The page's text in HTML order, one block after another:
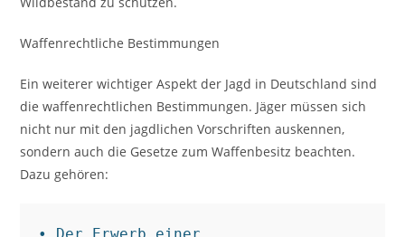
Waffenrechtliche Bestimmungen
Ein weiterer wichtiger Aspekt der Jagd in Deutschland sind
die waffenrechtlichen Bestimmungen. Jäger müssen sich
nicht nur mit den jagdlichen Vorschriften auskennen,
sondern auch die Gesetze zum Waffenbesitz beachten.
Dazu gehören: